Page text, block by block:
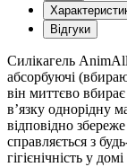
Відгуки
Силікагель
абсорбуючі
він миттєво
в’язку однорідну
відповідно
справляється з
гігієнічність у